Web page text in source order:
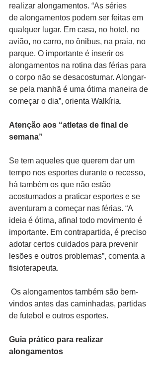
realizar alongamentos. “As séries
de alongamentos podem ser feitas em
qualquer lugar. Em casa, no hotel, no
avião, no carro, no ônibus, na praia, no
parque. O importante é inserir os
alongamentos na rotina das férias para
o corpo não se desacostumar. Alongar-
se pela manhã é uma ótima maneira de
começar o dia”, orienta Walkíria.
Atenção aos “atletas de final de
semana”
Se tem aqueles que querem dar um
tempo nos esportes durante o recesso,
há também os que não estão
acostumados a praticar esportes e se
aventuram a começar nas férias. “A
ideia é ótima, afinal todo movimento é
importante. Em contrapartida, é preciso
adotar certos cuidados para prevenir
lesões e outros problemas”, comenta a
fisioterapeuta.
Os alongamentos também são bem-
vindos antes das caminhadas, partidas
de futebol e outros esportes.
Guia prático para realizar
alongamentos